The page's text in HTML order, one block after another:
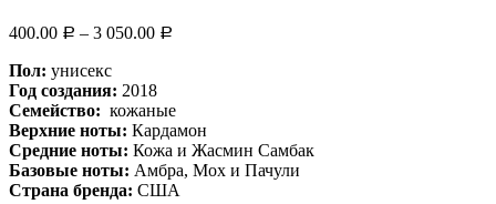
400.00 Р – 3 050.00 Р
Пол: унисекс
Год создания: 2018
Семейство: кожаные
Верхние ноты: Кардамон
Средние ноты: Кожа и Жасмин Самбак
Базовые ноты: Амбра, Мох и Пачули
Страна бренда: США